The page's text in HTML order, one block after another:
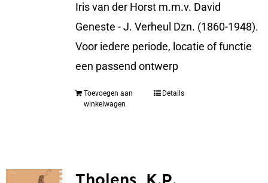
Iris van der Horst m.m.v. David
Geneste - J. Verheul Dzn. (1860-1948).
Voor iedere periode, locatie of functie
een passend ontwerp
Toevoegen aan
winkelwagen
Details